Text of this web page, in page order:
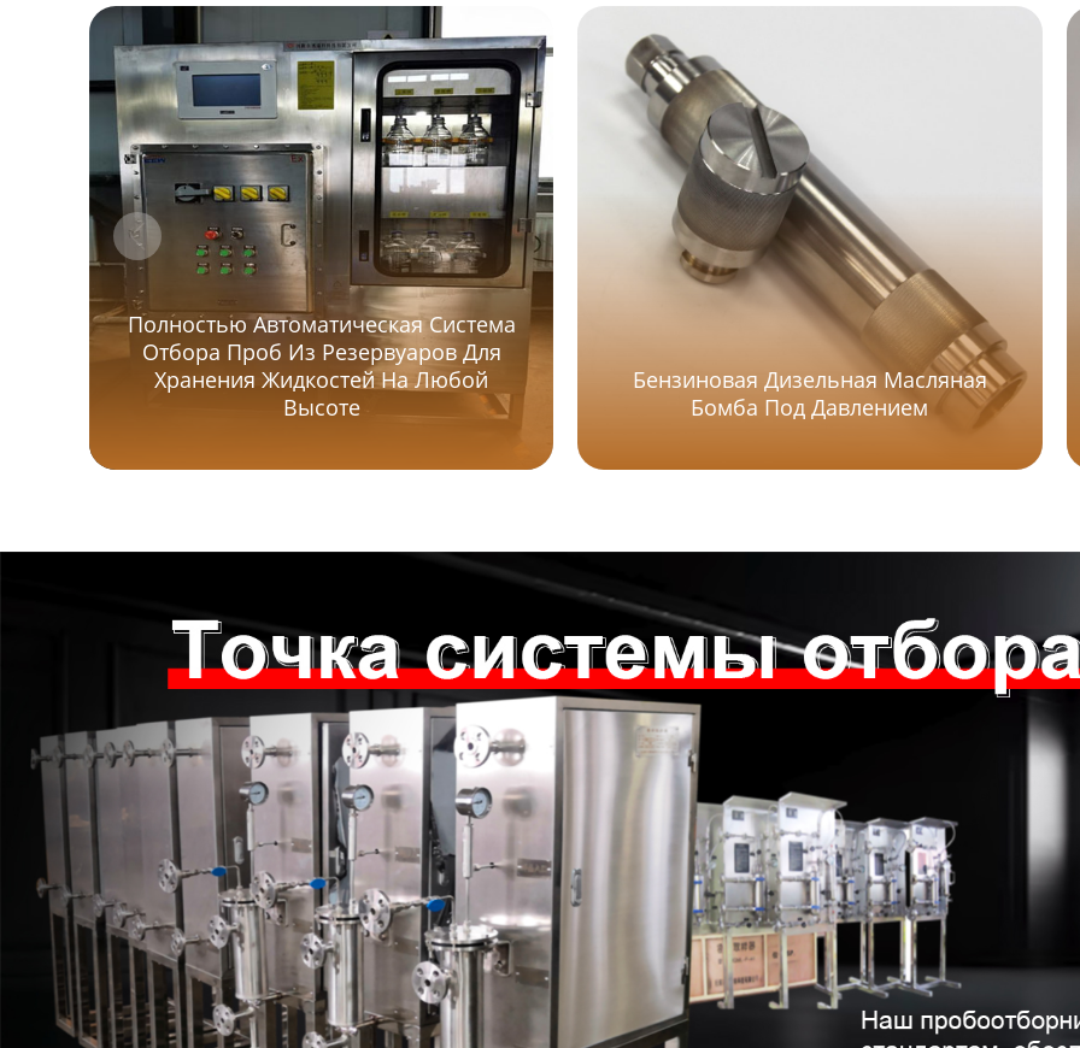
Полностью Автоматическая Система
Отбора Проб Из Резервуаров Для
Хранения Жидкостей На Любой
Высоте
Бензиновая Дизельная Масляная
Бомба Под Давлением